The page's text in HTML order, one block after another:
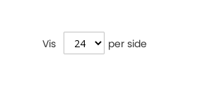
Vis per side